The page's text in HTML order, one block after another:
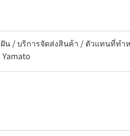
น / บริการจัดส่งสินค้า / ตัวแทนที่ท